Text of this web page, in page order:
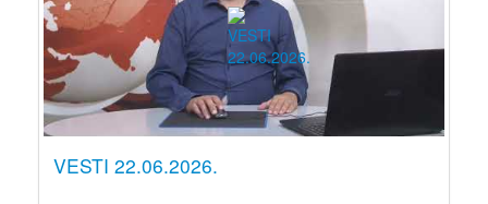
VESTI 22.06.2026.